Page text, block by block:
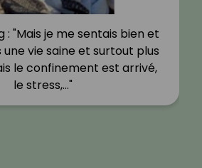
: "Mais je me sentais bien et
une vie saine et surtout plus
le confinement est arrivé,
le stress,…"